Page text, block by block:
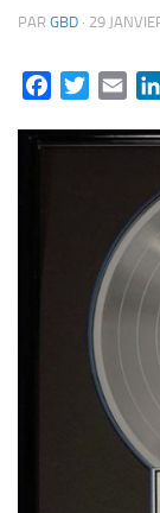
PAR GBD · 29
FacebookTwitterEmail